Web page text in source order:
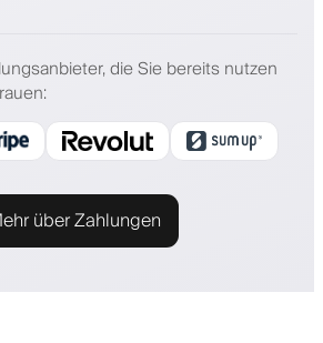
die Sie bereits nutzen
:
über Zahlungen